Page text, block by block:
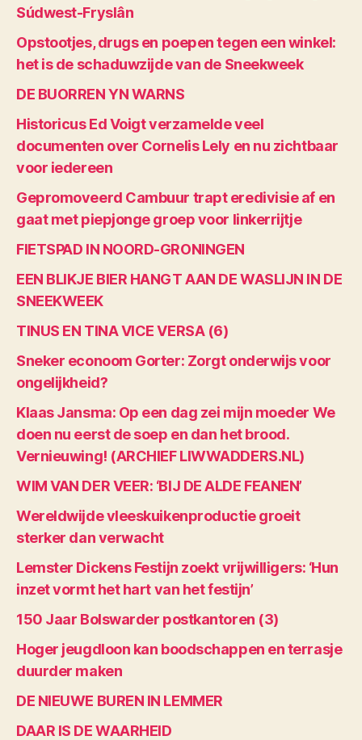
Súdwest-Fryslân
Opstootjes, drugs en poepen tegen een winkel:
het is de schaduwzijde van de Sneekweek
DE BUORREN YN WARNS
Historicus Ed Voigt verzamelde veel
documenten over Cornelis Lely en nu zichtbaar
voor iedereen
Gepromoveerd Cambuur trapt eredivisie af en
gaat met piepjonge groep voor linkerrijtje
FIETSPAD IN NOORD-GRONINGEN
EEN BLIKJE BIER HANGT AAN DE WASLIJN IN DE
SNEEKWEEK
TINUS EN TINA VICE VERSA (6)
Sneker econoom Gorter: Zorgt onderwijs voor
ongelijkheid?
Klaas Jansma: Op een dag zei mijn moeder We
doen nu eerst de soep en dan het brood.
Vernieuwing! (ARCHIEF LIWWADDERS.NL)
WIM VAN DER VEER: ‘BIJ DE ALDE FEANEN’
Wereldwijde vleeskuikenproductie groeit
sterker dan verwacht
Lemster Dickens Festijn zoekt vrijwilligers: ‘Hun
inzet vormt het hart van het festijn’
150 Jaar Bolswarder postkantoren (3)
Hoger jeugdloon kan boodschappen en terrasje
duurder maken
DE NIEUWE BUREN IN LEMMER
DAAR IS DE WAARHEID